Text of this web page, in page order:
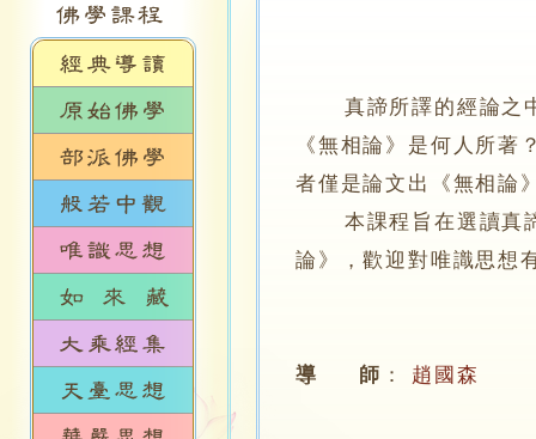
真諦所譯的經論之
《無相論》是何人所
者僅是論文出《無相論
本課程旨在選讀真諦
論》，歡迎對唯識思想
導 師 ： 趙國森